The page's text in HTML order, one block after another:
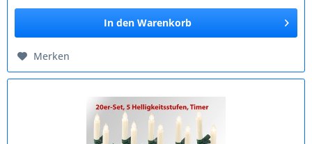
In den Warenkorb
Merken